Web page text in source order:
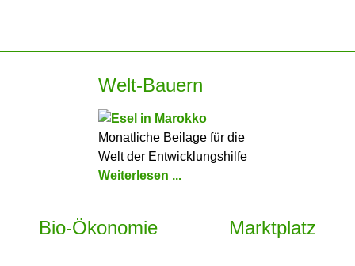
Welt-Bauern
Monatliche Beilage für die
Welt der Entwicklungshilfe
Weiterlesen ...
Bio-Ökonomie Marktplatz